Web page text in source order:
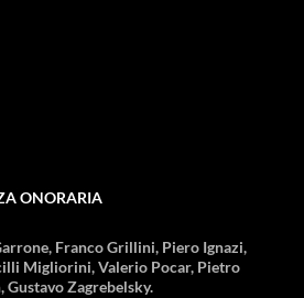
ONORARIA
Franco Grillini, Piero Ignazi,
Migliorini, Valerio Pocar, Pietro
Gustavo Zagrebelsky.